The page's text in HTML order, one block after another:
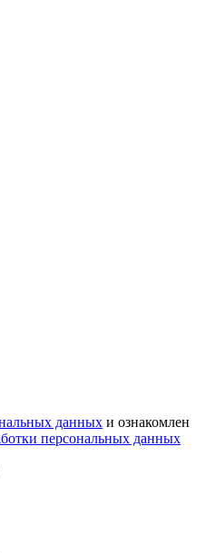
данных и ознакомлен
персональных данных